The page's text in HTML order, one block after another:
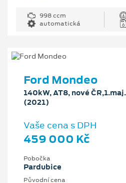
998 ccm
automatická
Ford Mondeo
140kW, AT8, nové
(2021)
Vaše cena s DPH
459 000 Kč
Pobočka
Pardubice
Původní cena